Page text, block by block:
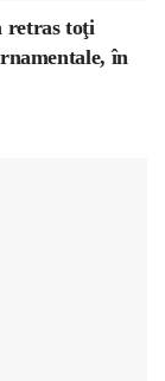
retras toţi
în